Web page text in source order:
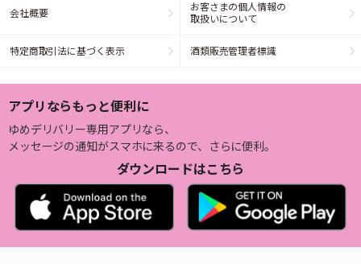
会社概要
お客さまの個人情報の
取扱いについて
特定商取引法に基づく表示 酒類販売管理者標識
アプリならもっと便利に
ゆめデリバリー専用アプリなら、
メッセージの通知がスマホに来るので、さらに便利。
ダウンロードはこちら